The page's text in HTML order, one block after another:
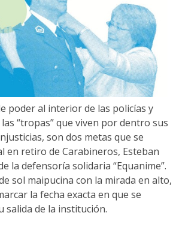
poder al interior de las policías y
“tropas” que viven por dentro sus
son dos metas que se
en retiro de Carabineros, Esteban
la defensoría solidaria “Equanime”.
sol maipucina con la mirada en alto,
la fecha exacta en que se
salida de la institución.